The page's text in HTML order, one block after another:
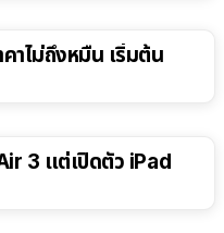
าไม่ถึงหมื่น เริ่มต้น
3 แต่เปิดตัว iPad